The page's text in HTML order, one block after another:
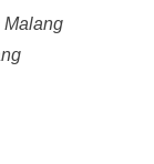
Malang